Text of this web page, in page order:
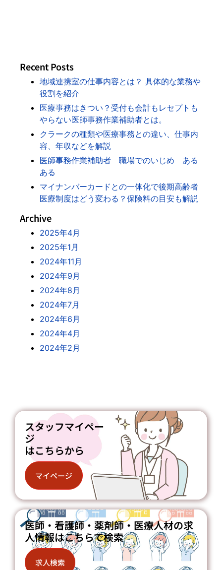
Recent Posts
地域連携室の仕事内容とは？ 具体的な業務や
役割を紹介
医療事務はきつい？受付も会計もレセプトも
やらない医師事務作業補助者とは。
クラークの種類や医療事務との違い、仕事内
容、年収などを解説
医師事務作業補助者 職場でのいじめ ある
ある
マイナンバーカードとの一体化で後期高齢者
医療制度はどう変わる？保険料の目安も解説
Archive
2025年4月
2025年1月
2024年11月
2024年9月
2024年8月
2024年7月
2024年6月
2024年4月
2024年2月
スタッフマイペー
ジ
はこちらから
マイページ
医師・看護師・薬剤師・医療人材の求
人情報はこちらで検索
求人検索